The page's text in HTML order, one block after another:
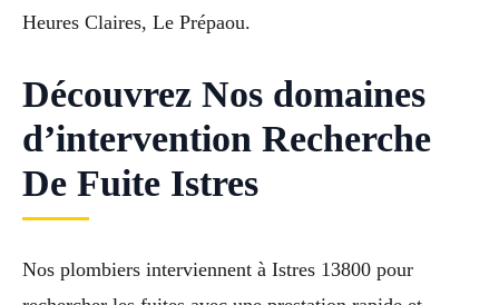
Heures Claires, Le Prépaou.
Découvrez Nos domaines
d’intervention Recherche
De Fuite Istres
Nos plombiers interviennent à Istres 13800 pour